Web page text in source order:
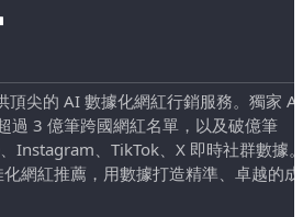
頂尖的 AI 數據化網紅行銷服務。獨家 AI
過 3 億筆跨國網紅名單，以及破億筆
Instagram、TikTok、X 即時社群數據
網紅推薦，用數據打造精準、卓越的成